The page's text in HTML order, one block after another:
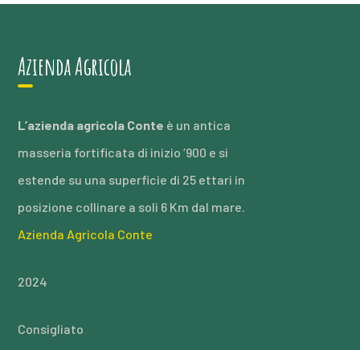
Azienda Agricola
L’azienda agricola Conte è un antica
masseria fortificata di inizio ‘900 e si
estende su una superficie di 25 ettari in
posizione collinare a soli 6 Km dal mare.
Azienda Agricola Conte
2024
Consigliato